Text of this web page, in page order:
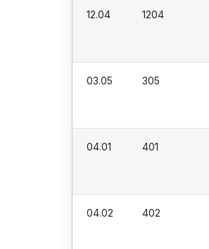
12.04 1204
03.05 305
04.01 401
04.02 402